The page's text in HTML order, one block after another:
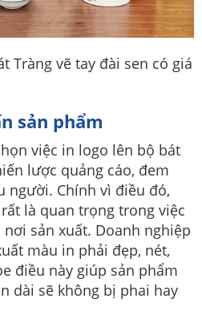
Tràng vẽ tay đài sen có giá
sản phẩm
việc in logo lên bộ bát
lược quảng cáo, đem
người. Chính vì điều đó,
là quan trọng trong việc
sản xuất. Doanh nghiệp
màu in phải đẹp, nét,
điều này giúp sản phẩm
dài sẽ không bị phai hay